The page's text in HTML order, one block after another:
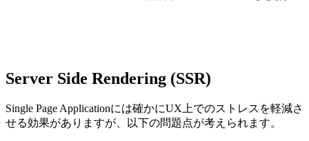
Server Side Rendering (SSR)
Single Page Applicationには確かにUX上でのストレスを軽減さ
せる効果がありますが、以下の問題点が考えられます。